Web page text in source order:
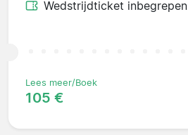
Wedstrijdticket inbegrepen
Lees meer/Boek
105 €